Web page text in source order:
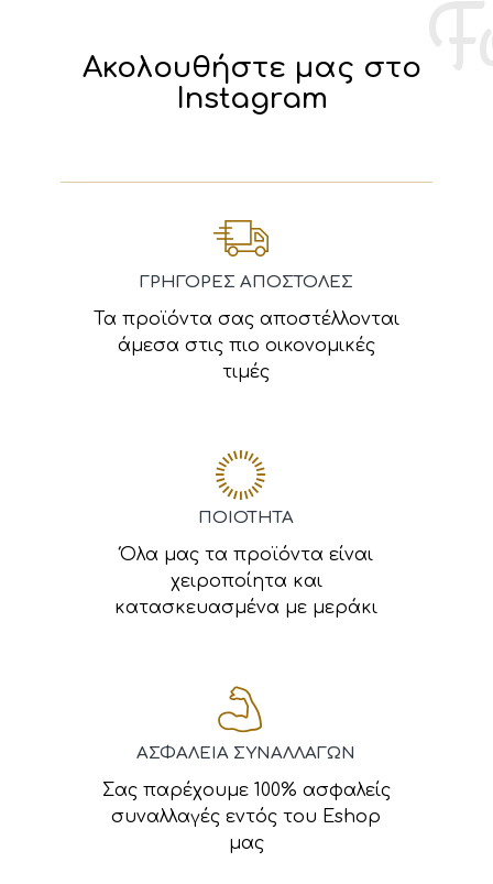
Ακολουθήστε μας στο
Instagram
ΓΡΗΓΟΡΕΣ ΑΠΟΣΤΟΛΕΣ
Τα προϊόντα σας αποστέλλονται
άμεσα στις πιο οικονομικές
τιμές
ΠΟΙΟΤΗΤΑ
Όλα μας τα προϊόντα είναι
χειροποίητα και
κατασκευασμένα με μεράκι
ΑΣΦΑΛΕΙΑ ΣΥΝΑΛΛΑΓΩΝ
Σας παρέχουμε 100% ασφαλείς
συναλλαγές εντός του Eshop
μας